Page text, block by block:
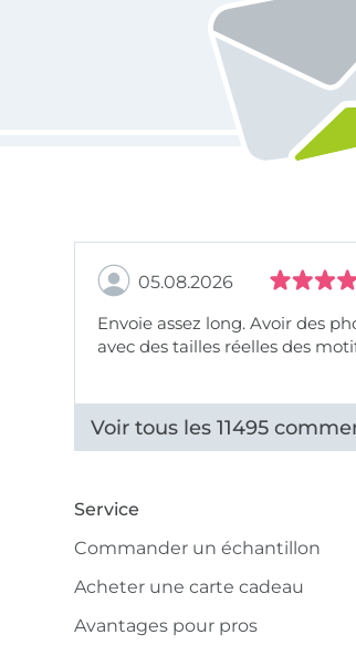
05.08.2026
Envoie assez long. Avoir des
avec des tailles réelles des
Voir tous les 11495
Service
Commander un échantillon
Acheter une carte cadeau
Avantages pour pros